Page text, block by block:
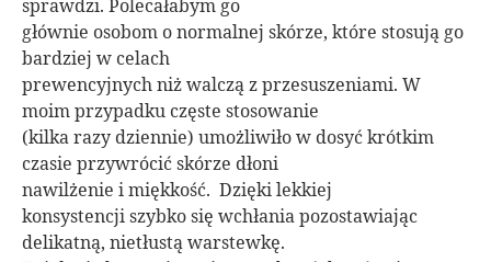
sprawdzi. Polecałabym go
głównie osobom o normalnej skórze, które stosują go
bardziej w celach
prewencyjnych niż walczą z przesuszeniami. W
moim przypadku częste stosowanie
(kilka razy dziennie) umożliwiło w dosyć krótkim
czasie przywrócić skórze dłoni
nawilżenie i miękkość. Dzięki lekkiej
konsystencji szybko się wchłania pozostawiając
delikatną, nietłustą warstewkę.